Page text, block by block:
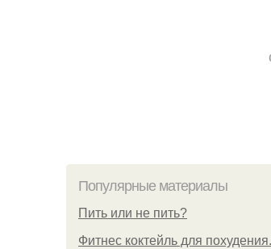
Популярные материалы
Пить или не пить?
Фитнес коктейль для